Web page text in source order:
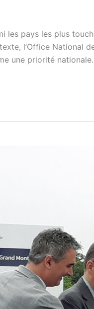
les pays les plus
l’Office National
une priorité